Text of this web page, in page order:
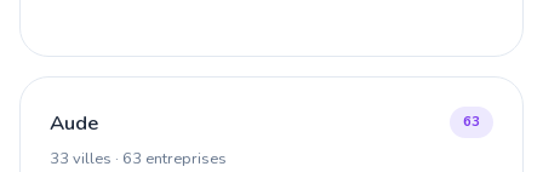
Aude
33 villes · 63 entreprises
63